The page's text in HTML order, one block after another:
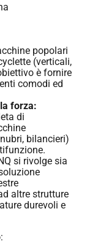
popolari
(verticali,
è fornire
comodi ed
forza:
di
bilancieri)
si rivolge sia
altre strutture
durevoli e